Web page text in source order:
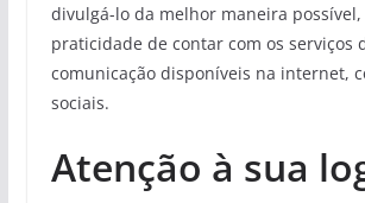
divulgá-lo da melhor maneira
praticidade de contar com os serviços
comunicação disponíveis na internet,
sociais.
Atenção à sua